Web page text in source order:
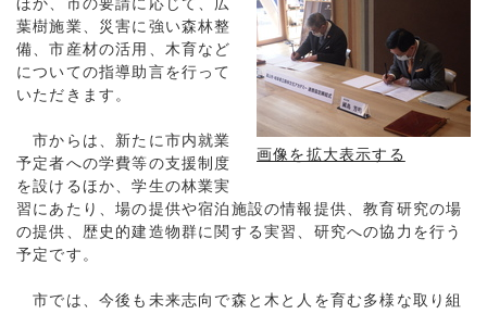
画像を拡大表示する
ほか、市の要請に応じて、広
葉樹施業、災害に強い森林整
備、市産材の活用、木育など
についての指導助言を行って
いただきます。
市からは、新たに市内就業
予定者への学費等の支援制度
を設けるほか、学生の林業実
習にあたり、場の提供や宿泊施設の情報提供、教育研究の場
の提供、歴史的建造物群に関する実習、研究への協力を行う
予定です。
市では、今後も未来志向で森と木と人を育む多様な取り組